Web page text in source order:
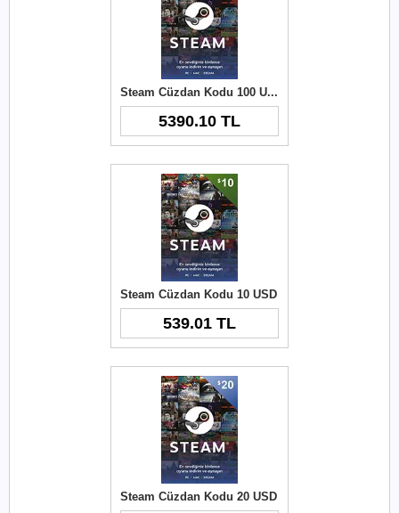
Steam Cüzdan Kodu 100 USD
5390.10 TL
Steam Cüzdan Kodu 10 USD
539.01 TL
Steam Cüzdan Kodu 20 USD